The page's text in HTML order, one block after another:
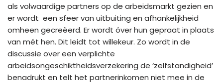
als volwaardige partners op de arbeidsmarkt gezien en
er wordt een sfeer van uitbuiting en afhankelijkheid
omheen gecreëerd. Er wordt óver hun gepraat in plaats
van mét hen. Dit leidt tot willekeur. Zo wordt in de
discussie over een verplichte
arbeidsongeschiktheidsverzekering de ‘zelfstandigheid’
benadrukt en telt het partnerinkomen niet mee in de